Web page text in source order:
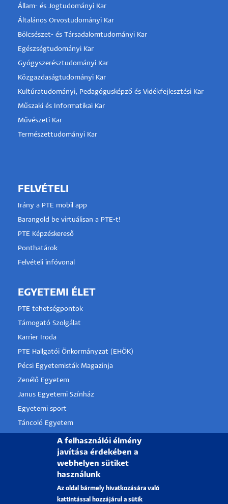
Állam- és Jogtudományi Kar
Általános Orvostudományi Kar
Bölcsészet- és Társadalomtudományi Kar
Egészségtudományi Kar
Gyógyszerésztudományi Kar
Közgazdaságtudományi Kar
Kultúratudományi, Pedagógusképző és Vidékfejlesztési Kar
Műszaki és Informatikai Kar
Művészeti Kar
Természettudományi Kar
FELVÉTELI
Irány a PTE mobil app
Barangold be virtuálisan a PTE-t!
PTE Képzéskereső
Ponthatárok
Felvételi infóvonal
EGYETEMI ÉLET
PTE tehetségpontok
Támogató Szolgálat
Karrier Iroda
PTE Hallgatói Önkormányzat (EHÖK)
Pécsi Egyetemisták Magazinja
Zenélő Egyetem
Janus Egyetemi Színház
Egyetemi sport
Táncoló Egyetem
H-7622 Pécs, Vasvári Pál utca. 4.
A felhasználói élmény
javítása érdekében a
webhelyen sütiket
használunk
Az oldal bármely hivatkozására való
kattintással hozzájárul a sütik